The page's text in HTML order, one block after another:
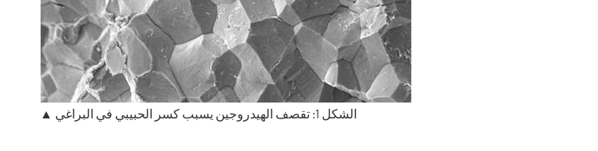
▲ الشكل 1: تقصف الهيدروجين يسبب كسر الحبيبي في البراغي